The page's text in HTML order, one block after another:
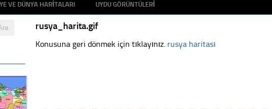
VE DÜNYA HARITALARI UYDU GÖRÜNTÜLERI
rusya_harita.gif
Konusuna geri dönmek için tıklayınız. rusya haritası